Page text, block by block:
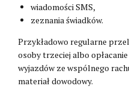
wiadomości SMS,
zeznania świadków.
Przykładowo regularne
osoby trzeciej albo
wyjazdów ze wspólnego
materiał dowodowy.